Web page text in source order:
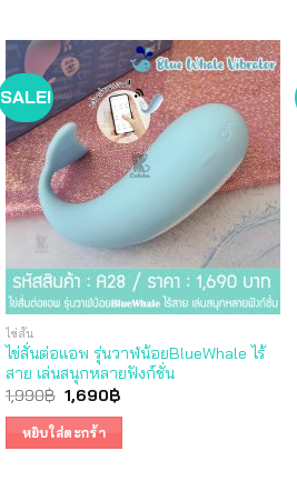
SALE!
ไข่สั่น
ไข่สั่นต่อแอพ รุ่นวาฬน้อยBlueWhale ไร้
สาย เล่นสนุกหลายฟังก์ชั่น
1,990฿ Original
price
was:
1,990฿.
1,690฿Current
หยิบใส่ตะกร้า